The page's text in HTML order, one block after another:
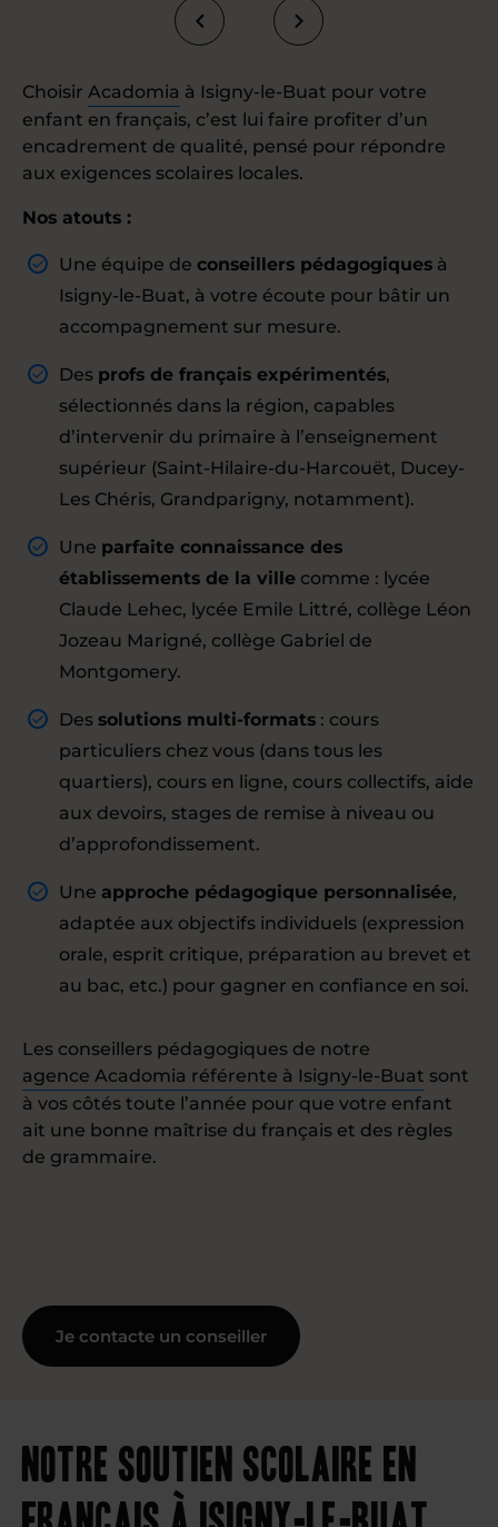
Choisir Acadomia à Isigny-le-Buat pour votre
enfant en français, c’est lui faire profiter d’un
encadrement de qualité, pensé pour répondre
aux exigences scolaires locales.
Nos atouts :
Une équipe de conseillers pédagogiques à
Isigny-le-Buat, à votre écoute pour bâtir un
accompagnement sur mesure.
Des profs de français expérimentés,
sélectionnés dans la région, capables
d’intervenir du primaire à l’enseignement
supérieur (Saint-Hilaire-du-Harcouët, Ducey-
Les Chéris, Grandparigny, notamment).
Une parfaite connaissance des
établissements de la ville comme : lycée
Claude Lehec, lycée Emile Littré, collège Léon
Jozeau Marigné, collège Gabriel de
Montgomery.
Des solutions multi-formats : cours
particuliers chez vous (dans tous les
quartiers), cours en ligne, cours collectifs, aide
aux devoirs, stages de remise à niveau ou
d’approfondissement.
Une approche pédagogique personnalisée,
adaptée aux objectifs individuels (expression
orale, esprit critique, préparation au brevet et
au bac, etc.) pour gagner en confiance en soi.
Les conseillers pédagogiques de notre
agence Acadomia référente à Isigny-le-Buat sont
à vos côtés toute l’année pour que votre enfant
ait une bonne maîtrise du français et des règles
de grammaire.
Je contacte un conseiller
Notre soutien scolaire en
français à Isigny-le-Buat